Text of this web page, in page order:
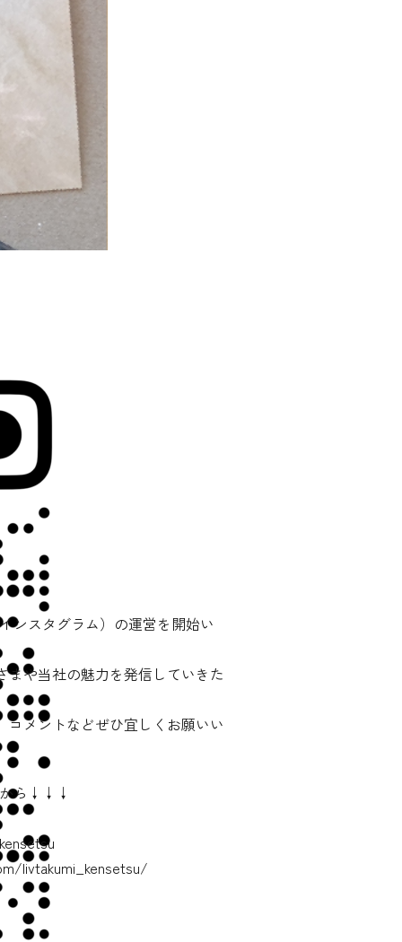
ンスタグラム）の運営を開始い
まや当社の魅力を発信していきた
コメントなどぜひ宜しくお願いい
から↓↓↓
livtakumi_kensetsu/